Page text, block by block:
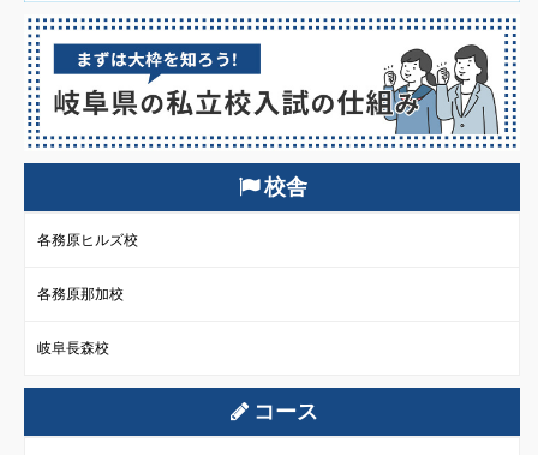
校舎
各務原ヒルズ校
各務原那加校
岐阜長森校
コース